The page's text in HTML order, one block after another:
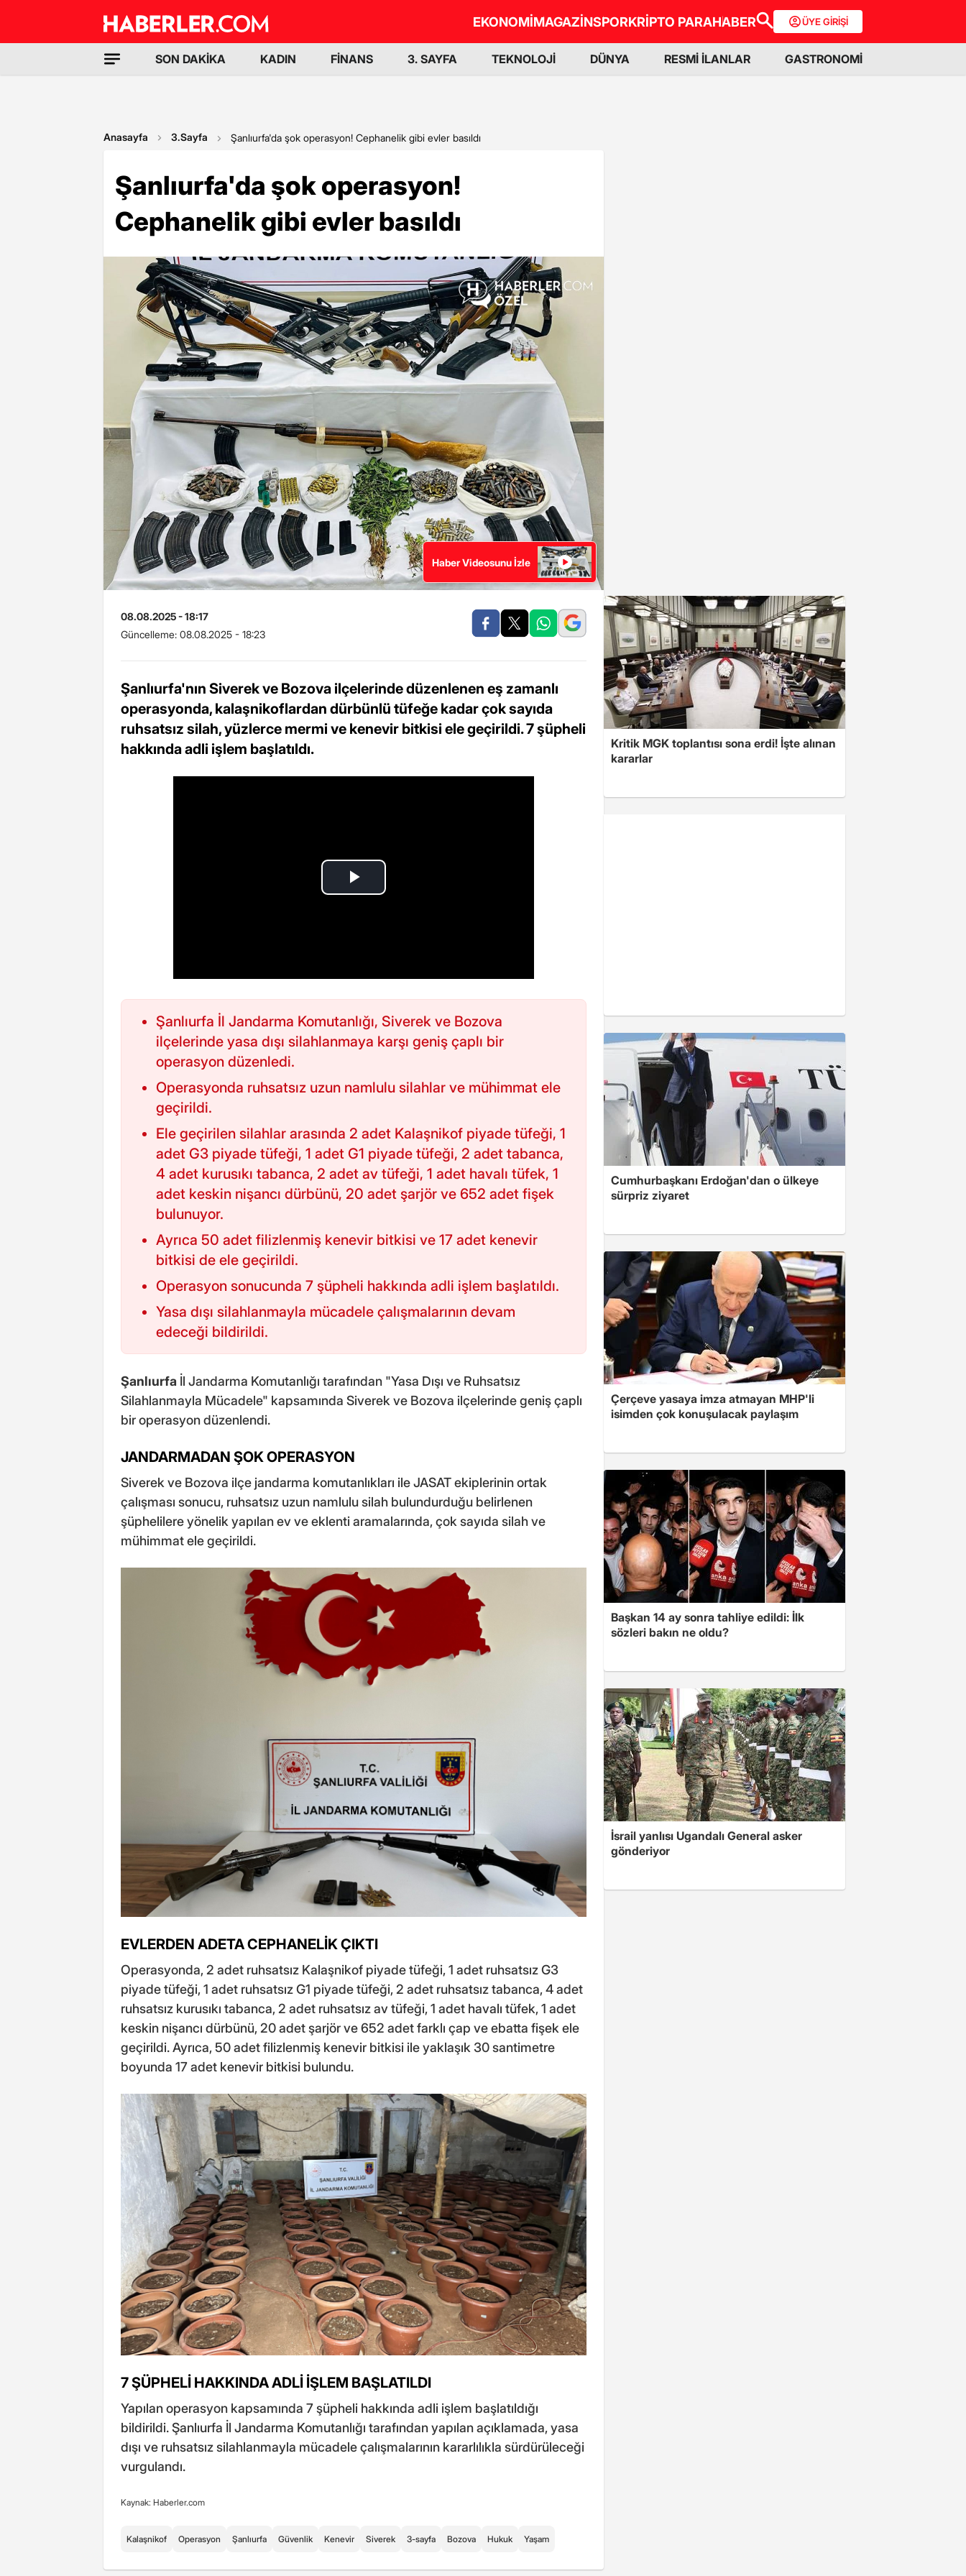
EKONOMİMAGAZİNSPORKRİPTO PARAHABER ÜYE GİRİŞİ
SON DAKİKA KADIN FİNANS 3. SAYFA TEKNOLOJİ DÜNYA RESMİ İLANLAR GASTRONOMİ
Anasayfa 3.Sayfa Şanlıurfa'da şok operasyon! Cephanelik gibi evler basıldı
Şanlıurfa'da şok operasyon!
Cephanelik gibi evler basıldı
Haber Videosunu İzle
08.08.2025 - 18:17
Güncelleme: 08.08.2025 - 18:23
Şanlıurfa'nın Siverek ve Bozova ilçelerinde düzenlenen eş zamanlı
operasyonda, kalaşnikoflardan dürbünlü tüfeğe kadar çok sayıda
ruhsatsız silah, yüzlerce mermi ve kenevir bitkisi ele geçirildi. 7 şüpheli
hakkında adli işlem başlatıldı.
Şanlıurfa İl Jandarma Komutanlığı, Siverek ve Bozova
ilçelerinde yasa dışı silahlanmaya karşı geniş çaplı bir
operasyon düzenledi.
Operasyonda ruhsatsız uzun namlulu silahlar ve mühimmat ele
geçirildi.
Ele geçirilen silahlar arasında 2 adet Kalaşnikof piyade tüfeği, 1
adet G3 piyade tüfeği, 1 adet G1 piyade tüfeği, 2 adet tabanca,
4 adet kurusıkı tabanca, 2 adet av tüfeği, 1 adet havalı tüfek, 1
adet keskin nişancı dürbünü, 20 adet şarjör ve 652 adet fişek
bulunuyor.
Ayrıca 50 adet filizlenmiş kenevir bitkisi ve 17 adet kenevir
bitkisi de ele geçirildi.
Operasyon sonucunda 7 şüpheli hakkında adli işlem başlatıldı.
Yasa dışı silahlanmayla mücadele çalışmalarının devam
edeceği bildirildi.
Şanlıurfa İl Jandarma Komutanlığı tarafından "Yasa Dışı ve Ruhsatsız
Silahlanmayla Mücadele" kapsamında Siverek ve Bozova ilçelerinde geniş çaplı
bir operasyon düzenlendi.
JANDARMADAN ŞOK OPERASYON
Siverek ve Bozova ilçe jandarma komutanlıkları ile JASAT ekiplerinin ortak
çalışması sonucu, ruhsatsız uzun namlulu silah bulundurduğu belirlenen
şüphelilere yönelik yapılan ev ve eklenti aramalarında, çok sayıda silah ve
mühimmat ele geçirildi.
EVLERDEN ADETA CEPHANELİK ÇIKTI
Operasyonda, 2 adet ruhsatsız Kalaşnikof piyade tüfeği, 1 adet ruhsatsız G3
piyade tüfeği, 1 adet ruhsatsız G1 piyade tüfeği, 2 adet ruhsatsız tabanca, 4 adet
ruhsatsız kurusıkı tabanca, 2 adet ruhsatsız av tüfeği, 1 adet havalı tüfek, 1 adet
keskin nişancı dürbünü, 20 adet şarjör ve 652 adet farklı çap ve ebatta fişek ele
geçirildi. Ayrıca, 50 adet filizlenmiş kenevir bitkisi ile yaklaşık 30 santimetre
boyunda 17 adet kenevir bitkisi bulundu.
7 ŞÜPHELİ HAKKINDA ADLİ İŞLEM BAŞLATILDI
Yapılan operasyon kapsamında 7 şüpheli hakkında adli işlem başlatıldığı
bildirildi. Şanlıurfa İl Jandarma Komutanlığı tarafından yapılan açıklamada, yasa
dışı ve ruhsatsız silahlanmayla mücadele çalışmalarının kararlılıkla sürdürüleceği
vurgulandı.
Kaynak: Haberler.com
Kalaşnikof Operasyon Şanlıurfa Güvenlik Kenevir Siverek 3-sayfa Bozova Hukuk Yaşam
Kritik MGK toplantısı sona erdi! İşte alınan
kararlar
Cumhurbaşkanı Erdoğan'dan o ülkeye
sürpriz ziyaret
Çerçeve yasaya imza atmayan MHP'li
isimden çok konuşulacak paylaşım
Başkan 14 ay sonra tahliye edildi: İlk
sözleri bakın ne oldu?
İsrail yanlısı Ugandalı General asker
gönderiyor